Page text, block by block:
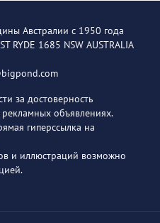
Австралии с 1950 года
RYDE 1685 NSW AUSTRALIA
за достоверность
объявлениях.
гиперссылка на
и иллюстраций возможно